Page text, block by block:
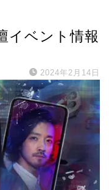
イベント情報
2024年2月14日